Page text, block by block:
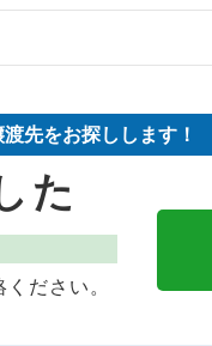
先をお探しします！
た
ださい。